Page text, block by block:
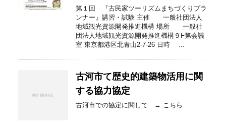
第１回 『古民家ツーリズムまちづくりプラ
ンナー』講習・試験 主催 一般社団法人
地域観光資源開発推進機構 場所 一般社
団法人地域観光資源開発推進機構９F第会議
室 東京都港区北青山2-7-26 日時 ...
古河市て歴史的建築物活用に関
する協力協定
古河市での協定に関して → こちら